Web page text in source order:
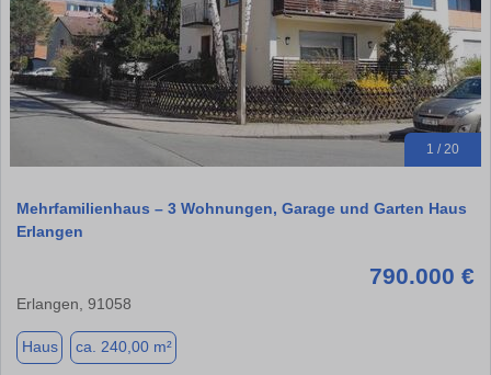
1 / 20
Mehrfamilienhaus – 3 Wohnungen, Garage und Garten Haus
Erlangen
790.000 €
Erlangen, 91058
Haus ca. 240,00 m²